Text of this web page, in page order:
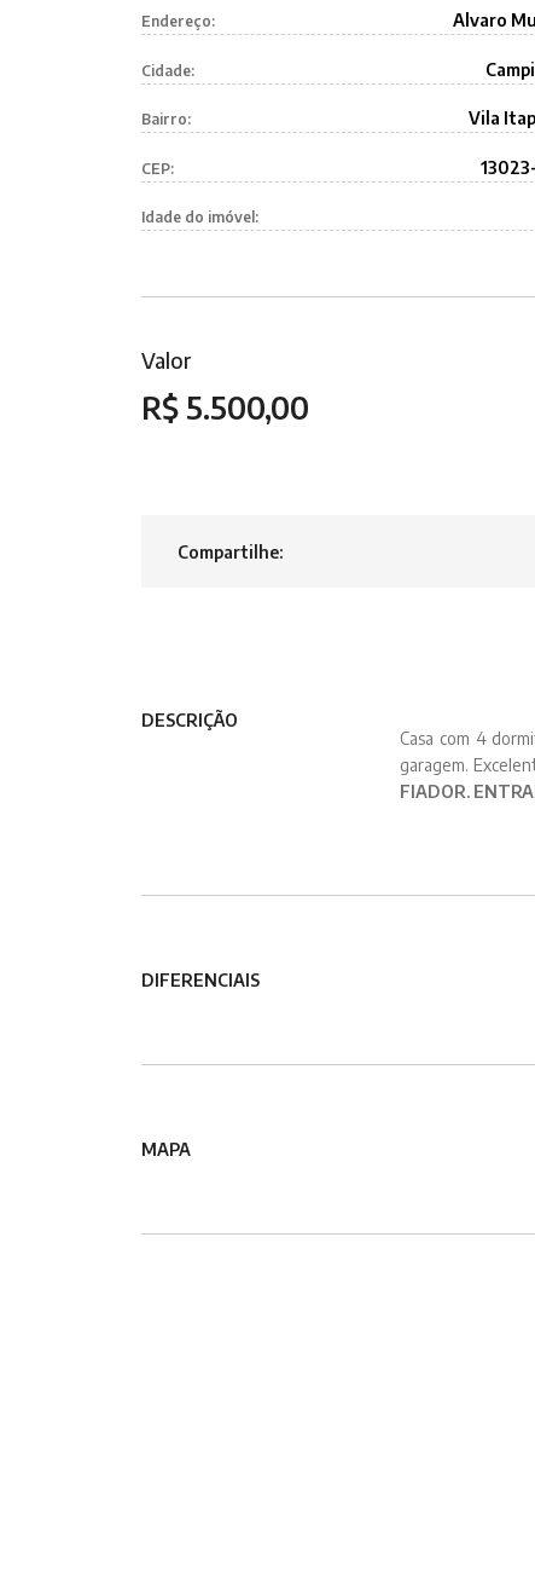
Endereço: Alvaro
Cidade:
Bairro: Vila
CEP:
Idade do imóvel:
Valor
R$ 5.500,00
Compartilhe:
DESCRIÇÃO
Casa com 4
garagem.
FIADOR.
DIFERENCIAIS
MAPA